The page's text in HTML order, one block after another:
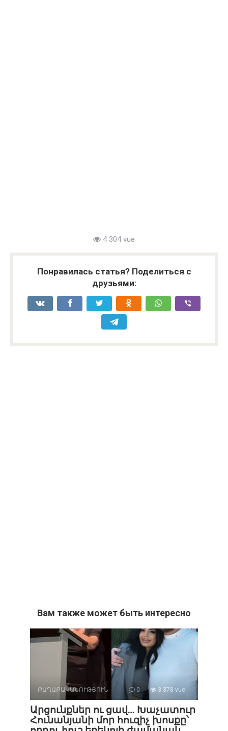
4 304 vue
Понравилась статья? Поделиться с
друзьями:
Вам также может быть интересно
ՔԱՂԱՔԱԿԱՆՈՒԹՅՈՒՆ 0 3 378 vue
Արցունքներ ու ցավ… Խաչատուր
Հունանյանի մոր հուզիչ խոսքը՝